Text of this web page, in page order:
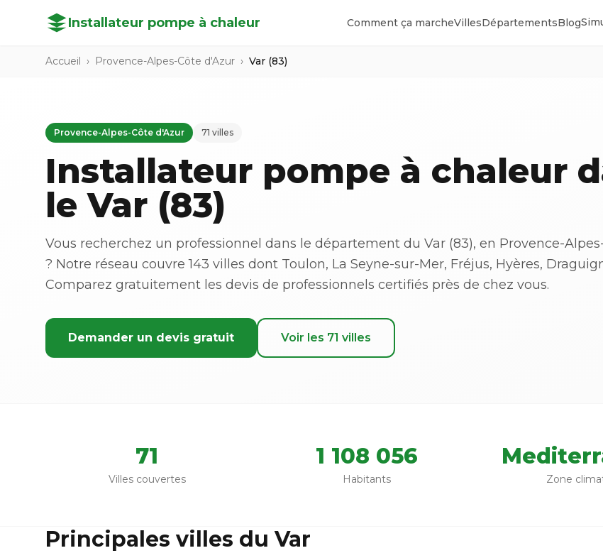
Installateur pompe à chaleur Comment ça marcheVillesDépartementsBlog
Accueil › Provence-Alpes-Côte d'Azur › Var (83)
Provence-Alpes-Côte d'Azur 71 villes
Installateur pompe à chaleur
le Var (83)
Vous recherchez un professionnel dans le département du Var (83), en Provence-
? Notre réseau couvre 143 villes dont Toulon, La Seyne-sur-Mer, Fréjus, Hyères,
Comparez gratuitement les devis de professionnels certifiés près de chez vous.
Demander un devis gratuit Voir les 71 villes
71
Villes couvertes
1 108 056
Habitants Zone
Principales villes du Var